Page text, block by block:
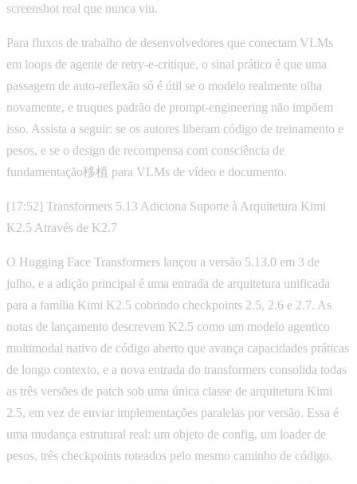
screenshot real que nunca viu.
Para fluxos de trabalho de desenvolvedores que conectam VLMs
em loops de agente de retry-e-critique, o sinal prático é que uma
passagem de auto-reflexão só é útil se o modelo realmente olha
novamente, e truques padrão de prompt-engineering não impõem
isso. Assista a seguir: se os autores liberam código de treinamento e
pesos, e se o design de recompensa com consciência de
fundamentação移植 para VLMs de vídeo e documento.
[17:52] Transformers 5.13 Adiciona Suporte à Arquitetura Kimi
K2.5 Através de K2.7
O Hugging Face Transformers lançou a versão 5.13.0 em 3 de
julho, e a adição principal é uma entrada de arquitetura unificada
para a família Kimi K2.5 cobrindo checkpoints 2.5, 2.6 e 2.7. As
notas de lançamento descrevem K2.5 como um modelo agentico
multimodal nativo de código aberto que avança capacidades práticas
de longo contexto, e a nova entrada do transformers consolida todas
as três versões de patch sob uma única classe de arquitetura Kimi
2.5, em vez de enviar implementações paralelas por versão. Essa é
uma mudança estrutural real: um objeto de config, um loader de
pesos, três checkpoints roteados pelo mesmo caminho de código.